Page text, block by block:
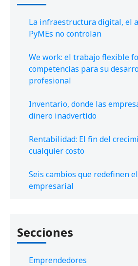
La infraestructura digital, el
PyMEs no controlan
We work: el trabajo flexible
competencias para su
profesional
Inventario, donde las
dinero inadvertido
Rentabilidad: El fin del
cualquier costo
Seis cambios que redefinen
empresarial
Secciones
Emprendedores